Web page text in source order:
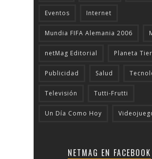
Eventos Internet
Mundia FIFA Alemania 2006
netMag Editorial Planeta
Publicidad Salud
Televisión Tutti-Frutti
Un Día Como Hoy
NETMAG EN FACEBOOK